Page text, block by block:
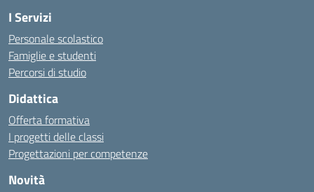
I Servizi
Personale scolastico
Famiglie e studenti
Percorsi di studio
Didattica
Offerta formativa
I progetti delle classi
Progettazioni per competenze
Novità